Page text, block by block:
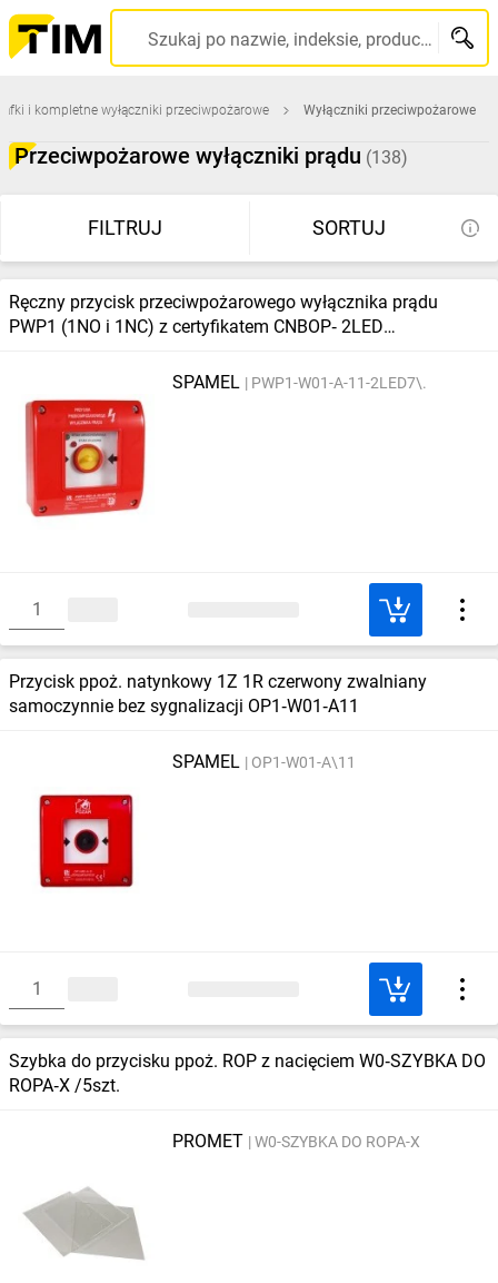
Szukaj po nazwie, indeksie, producencie, kodzie kreskowym...
i kompletne wyłączniki przeciwpożarowe Wyłączniki przeciwpożarowe
Przeciwpożarowe wyłączniki prądu (138)
FILTRUJ SORTUJ
Ręczny przycisk przeciwpożarowego wyłącznika prądu
PWP1 (1NO i 1NC) z certyfikatem CNBOP‑ 2LED
SPAMEL
PWP1-W01-A-11-2LED7\.
Przycisk ppoż. natynkowy 1Z 1R czerwony zwalniany
samoczynnie bez sygnalizacji OP1‑W01‑A11
SPAMEL OP1-W01-A\11
Szybka do przycisku ppoż. ROP z nacięciem W0‑SZYBKA DO
ROPA‑X /5szt.
PROMET W0-SZYBKA DO ROPA-X